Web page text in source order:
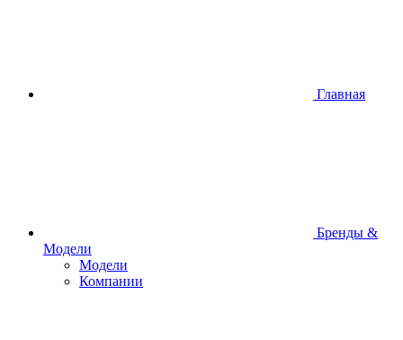
Главная
Бренды &
Модели
Модели
Компании